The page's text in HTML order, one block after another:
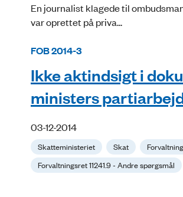
En journalist klagede til
var oprettet på priva...
FOB 2014-3
Ikke aktindsigt i
ministers
03-12-2014
Skatteministeriet Skat
Forvaltningsret 11241.9 - Andre spørgsmål